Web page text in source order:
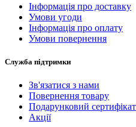
Інформація про доставку
Умови угоди
Інформація про оплату
Умови повернення
Служба підтримки
Зв'язатися з нами
Повернення товару
Подарунковий сертифікат
Акції